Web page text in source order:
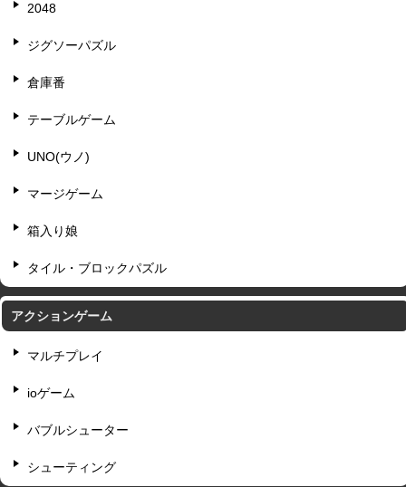
2048
ジグソーパズル
倉庫番
テーブルゲーム
UNO(ウノ)
マージゲーム
箱入り娘
タイル・ブロックパズル
アクションゲーム
マルチプレイ
ioゲーム
バブルシューター
シューティング